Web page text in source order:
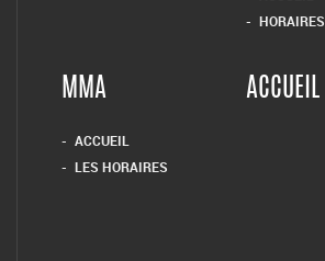
HORAIRES
MMA
ACCUEIL
LES HORAIRES
ACCUEIL